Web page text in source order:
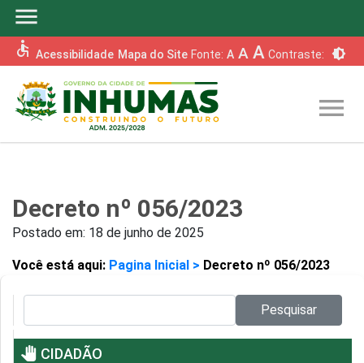
menu
accessible Acessibilidade Mapa do Site Fonte: A A A Contraste: brightness_6
menu
Decreto nº 056/2023
Postado em: 18 de junho de 2025
Você está aqui: Pagina Inicial > Decreto nº 056/2023
Pesquisar
pan_tool CIDADÃO